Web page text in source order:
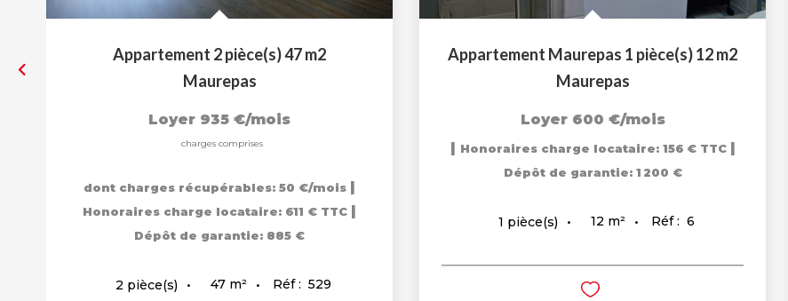
Appartement 2 pièce(s) 47 m2
Maurepas
Loyer 935 €/mois
charges comprises
dont charges récupérables: 50 €/mois |
Honoraires charge locataire: 611 € TTC |
Dépôt de garantie: 885 €
2 pièce(s) 47 m² Réf : 529
Appartement Maurepas 1 pièce(s) 12 m2
Maurepas
Loyer 600 €/mois
| Honoraires charge locataire: 156 € TTC |
Dépôt de garantie: 1 200 €
1 pièce(s) 12 m² Réf : 6